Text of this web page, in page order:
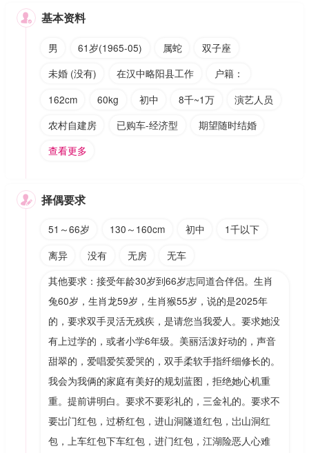
 基本资料
男 61岁(1965-05) 属蛇
双子座
未婚 (没有)
在汉中略阳县工作
户籍：
162cm
60kg 初中 8千~1万
演艺人员
农村自建房
已购车-经济型
期望随时结婚
查看更多
 择偶要求
51～66岁 130～160cm 初中
1千以下
离异
没有 无房
无车
其他要求：接受年龄30岁到66岁志同道合伴侶。生肖
兔60岁，生肖龙59岁，生肖猴55岁，说的是2025年
的，要求双手灵活无残疾，是请您当我爱人。要求她没
有上过学的，或者小学6年级。美丽活泼好动的，声音
甜翠的，爱唱爱笶爱哭的，双手柔软手指纤细修长的。
我会为我俩的家庭有美好的规划蓝图，拒绝她心机重
重。提前讲明白。要求不要彩礼的，三金礼的。要求不
要岀门红包，过桥红包，进山洞隧道红包，岀山洞红
包，上车红包下车红包，进门红包，江湖险恶人心难